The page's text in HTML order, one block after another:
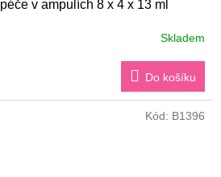
v ampulích 8 x 4 x 13 ml
Skladem
Do košíku
Kód: B1396